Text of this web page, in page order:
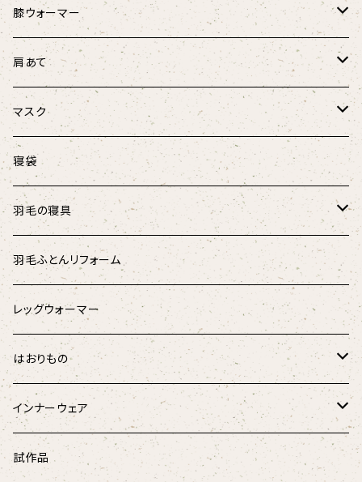
フローラル・ボタニカル
春風リボンウォーマー
にゃんこ柄
マリンストライプ
キッズ
パラリンアート
スウェード
チェック柄
ドット柄
和柄
羽毛のラウンドベッド
けりぐるみ
にゃんこ柄リボンウォーマー
キャットテント
キャンディーケット
膝ウォーマー
ほっこり膝ウォーマー3D
肩あて
ボア肩あて
オーガニックコットン肩あて
マスク
涼しげマスク（大人用）
涼しげマスク（キッズ･ジュニア用）
マスク用ひも
寝袋
羽毛の寝具
羽根のベッドパッド
羽根枕
羽毛掛けふとん
羽毛ふとんリフォーム
レッグウォーマー
はおりもの
はんてん
インナーウェア
ペチコート
試作品